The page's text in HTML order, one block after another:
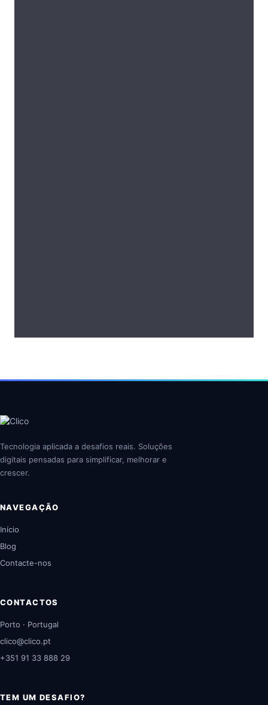
Tecnologia aplicada a desafios reais. Soluções
digitais pensadas para simplificar, melhorar e
crescer.
NAVEGAÇÃO
Início
Blog
Contacte-nos
CONTACTOS
Porto · Portugal
clico@clico.pt
+351 91 33 888 29
TEM UM DESAFIO?